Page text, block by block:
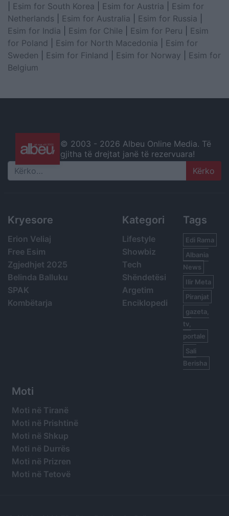
Esim for South Korea Esim for Austria
Esim for
Netherlands
Esim for Australia Esim for Russia
Esim for India
Esim for Chile Esim for Peru
Esim
for Poland
Esim for North Macedonia
Esim for
Sweden
Esim for Finland Esim for Norway
Esim for
Belgium
© 2003 - 2026 Albeu Online Media. Të
gjitha të drejtat janë të rezervuara!
Search
Kryesore
Erion Veliaj
Free Esim
Zgjedhjet 2025
Belinda Balluku
SPAK
Kombëtarja
Kategori
Lifestyle
Showbiz
Tech
Shëndetësi
Argetim
Enciklopedi
Tags
Edi Rama
Albania
News
Ilir Meta
Piranjat
gazeta,
tv,
portale
Sali
Berisha
Moti
Moti në Tiranë
Moti në Prishtinë
Moti në Shkup
Moti në Durrës
Moti në Prizren
Moti në Tetovë